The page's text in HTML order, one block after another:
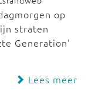
op
straten
Generation'
Lees meer